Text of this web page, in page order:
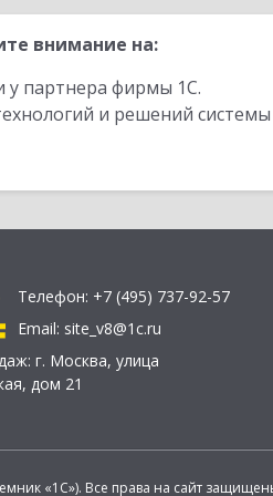
внимание на:
у партнера фирмы 1С.
и решений
Телефон: +7 (495) 737-92-57
Email: site_v8@1c.ru
г. Москва, улица
дом 21
«1С»). Все права на сайт